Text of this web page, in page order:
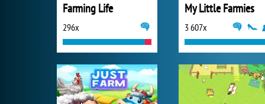
Farming Life
296x
My Little Farmies
3 607x